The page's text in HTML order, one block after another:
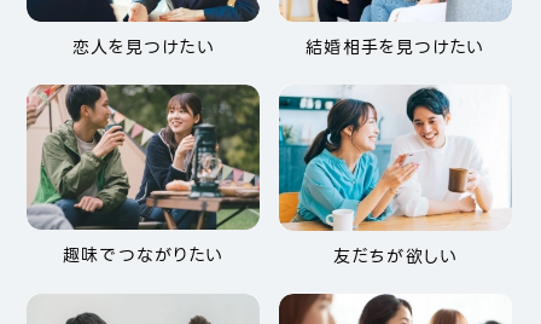
恋人を見つけたい 結婚相手を見つけたい
趣味でつながりたい 友だちが欲しい